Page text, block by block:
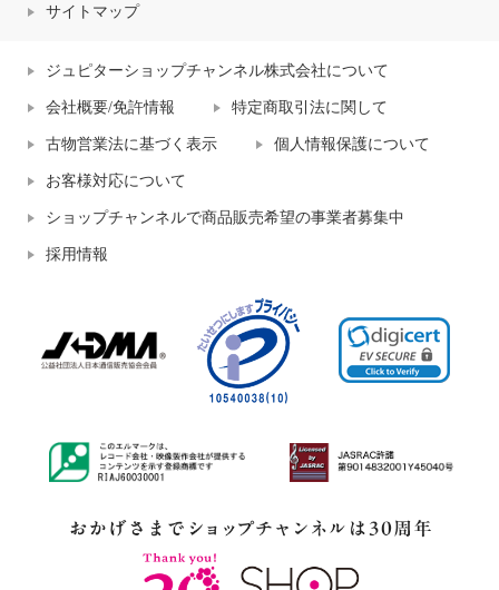
サイトマップ
ジュピターショップチャンネル株式会社について
会社概要/免許情報 特定商取引法に関して
古物営業法に基づく表示 個人情報保護について
お客様対応について
ショップチャンネルで商品販売希望の事業者募集中
採用情報